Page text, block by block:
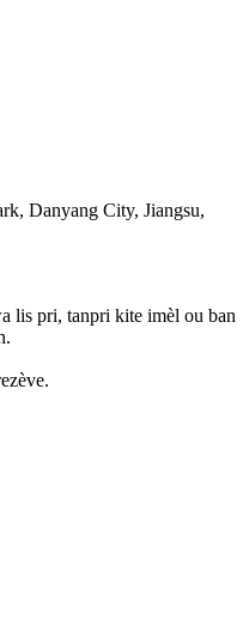
Danyang City, Jiangsu,
lis pri, tanpri kite imèl ou ban